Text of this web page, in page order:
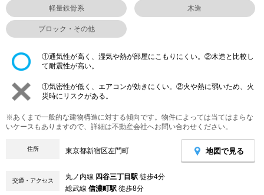
軽量鉄骨系 木造
ブロック・その他
①通気性が高く、湿気や熱が部屋にこもりにくい。②木造と比較し
て耐震性が高い。
①気密性が低く、エアコンが効きにくい。②火や熱に弱いため、火
災時にリスクがある。
※あくまで一般的な建物構造に対する傾向です。物件によっては当てはまらな
いケースもありますので、詳細は不動産会社へお問い合わせください。
住所 東京都新宿区左門町 地図で見る
交通・アクセス 丸ノ内線 四谷三丁目駅 徒歩4分
総武線 信濃町駅 徒歩8分